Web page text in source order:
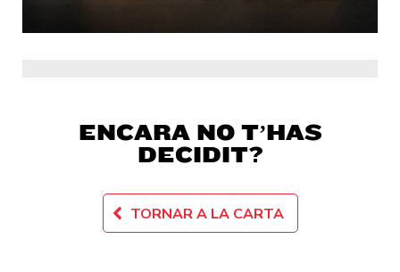
ENCARA NO T’HAS
DECIDIT?
TORNAR A LA CARTA